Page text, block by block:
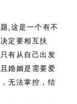
,这是一个有不
定要相互扶
有从自己出发
婚姻是需要爱
无法掌控，结